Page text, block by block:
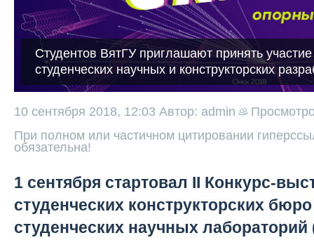
Студентов ВятГУ приглашают принять участие
студенческих научных и конструкторских
10 сентября 2018, 12:03 Автор: admin
При полном или частичном цитировании
обязательна!
1 сентября стартовал II Конкурс-
студенческих конструкторских
студенческих научных